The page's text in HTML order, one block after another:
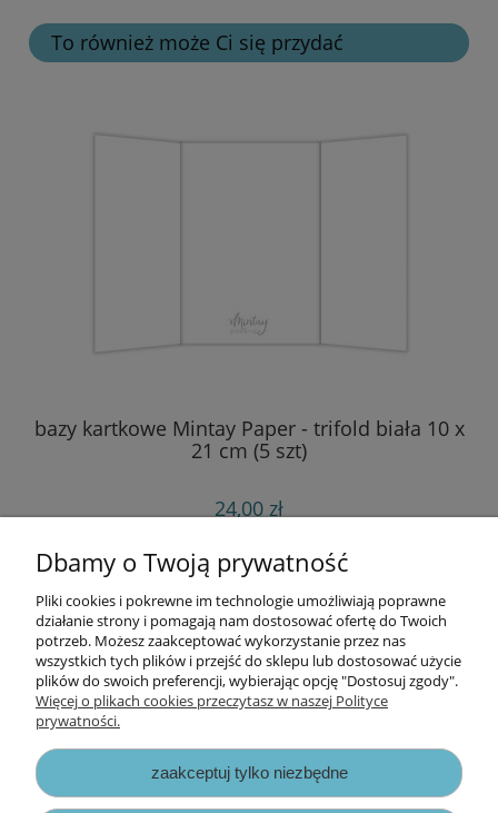
To również może Ci się przydać
bazy kartkowe Mintay Paper - trifold biała 10 x
21 cm (5 szt)
24,00 zł
do koszyka
Informacje
Opłaty i koszty dostawy
Zapisy prawne
Dbamy o Twoją prywatność
Pliki cookies i pokrewne im technologie umożliwiają poprawne
działanie strony i pomagają nam dostosować ofertę do Twoich
potrzeb. Możesz zaakceptować wykorzystanie przez nas
wszystkich tych plików i przejść do sklepu lub dostosować użycie
plików do swoich preferencji, wybierając opcję "Dostosuj zgody".
Więcej o plikach cookies przeczytasz w naszej Polityce
prywatności.
zaakceptuj tylko niezbędne